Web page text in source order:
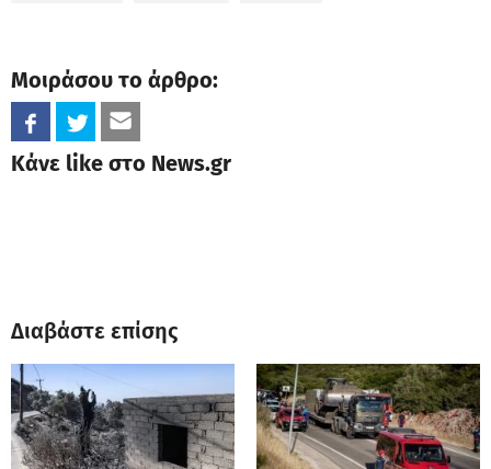
Μοιράσου το άρθρο:
Κάνε like στο News.gr
Διαβάστε επίσης